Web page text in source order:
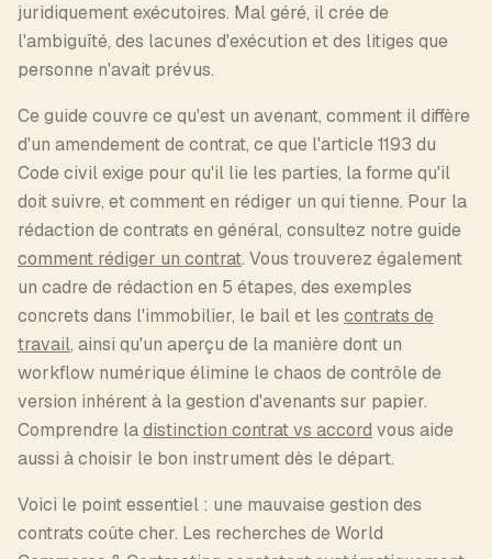
juridiquement exécutoires. Mal géré, il crée de
l'ambiguïté, des lacunes d'exécution et des litiges que
personne n'avait prévus.
Ce guide couvre ce qu'est un avenant, comment il diffère
d'un amendement de contrat, ce que l'article 1193 du
Code civil exige pour qu'il lie les parties, la forme qu'il
doit suivre, et comment en rédiger un qui tienne. Pour la
rédaction de contrats en général, consultez notre guide
comment rédiger un contrat. Vous trouverez également
un cadre de rédaction en 5 étapes, des exemples
concrets dans l'immobilier, le bail et les contrats de
travail, ainsi qu'un aperçu de la manière dont un
workflow numérique élimine le chaos de contrôle de
version inhérent à la gestion d'avenants sur papier.
Comprendre ladistinction contrat vs accord vous aide
aussi à choisir le bon instrument dès le départ.
Voici le point essentiel : une mauvaise gestion des
contrats coûte cher. Les recherches de World